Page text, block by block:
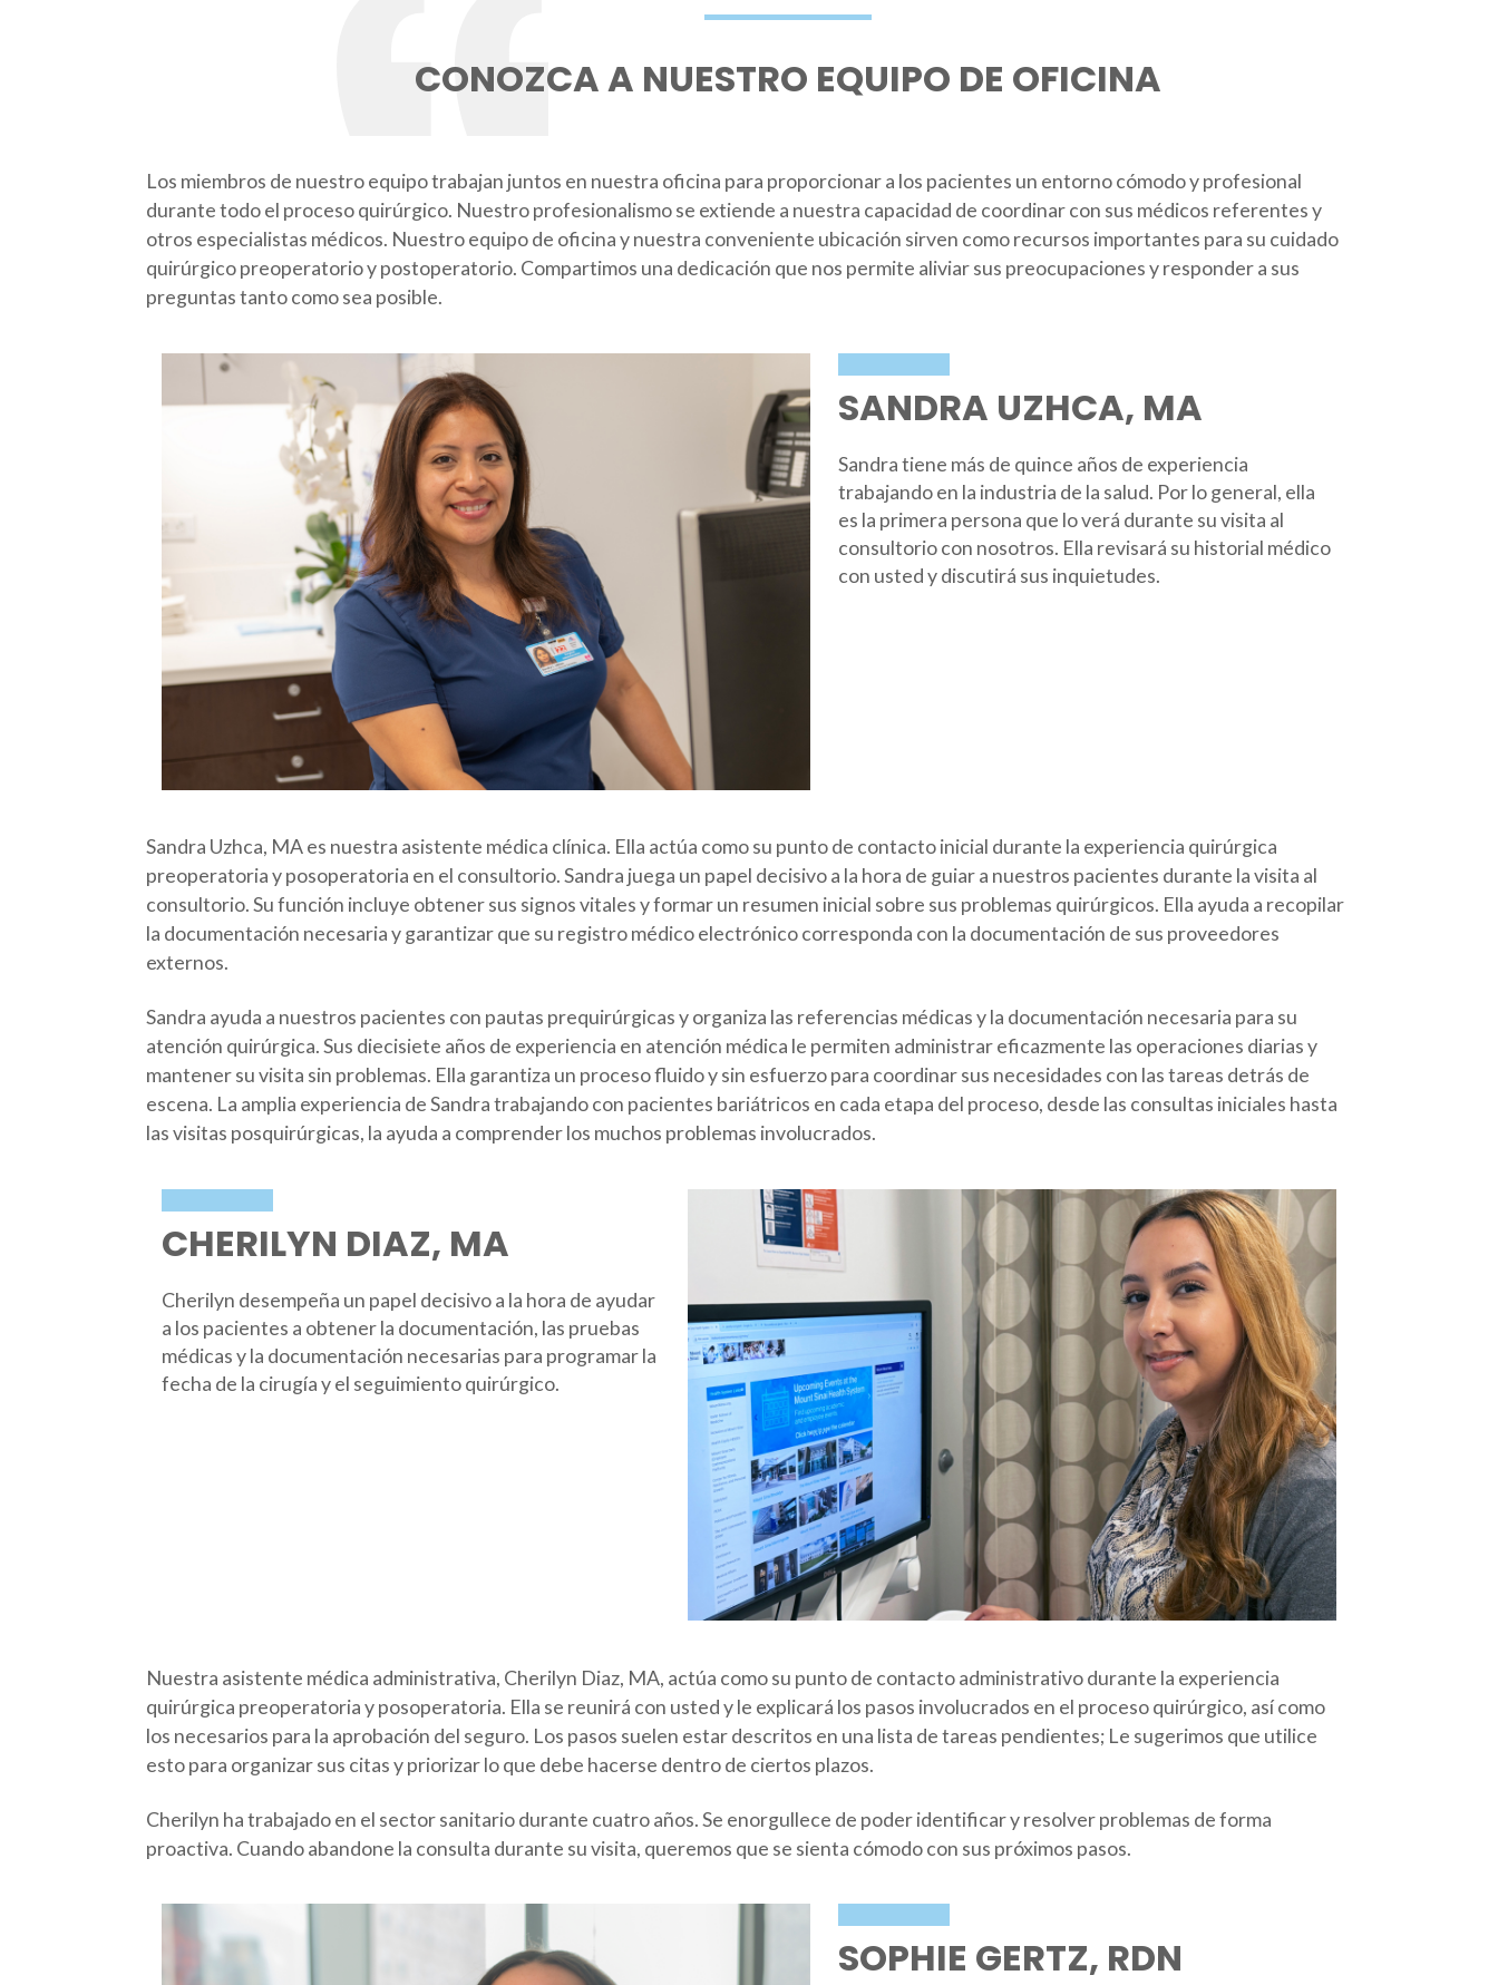
CONOZCA A NUESTRO EQUIPO DE OFICINA
Los miembros de nuestro equipo trabajan juntos en nuestra oficina para proporcionar a los pacientes un entorno cómodo y profesional
durante todo el proceso quirúrgico. Nuestro profesionalismo se extiende a nuestra capacidad de coordinar con sus médicos referentes y
otros especialistas médicos. Nuestro equipo de oficina y nuestra conveniente ubicación sirven como recursos importantes para su cuidado
quirúrgico preoperatorio y postoperatorio. Compartimos una dedicación que nos permite aliviar sus preocupaciones y responder a sus
preguntas tanto como sea posible.
SANDRA UZHCA, MA
Sandra tiene más de quince años de experiencia
trabajando en la industria de la salud. Por lo general, ella
es la primera persona que lo verá durante su visita al
consultorio con nosotros. Ella revisará su historial médico
con usted y discutirá sus inquietudes.
Sandra Uzhca, MA es nuestra asistente médica clínica. Ella actúa como su punto de contacto inicial durante la experiencia quirúrgica
preoperatoria y posoperatoria en el consultorio. Sandra juega un papel decisivo a la hora de guiar a nuestros pacientes durante la visita al
consultorio. Su función incluye obtener sus signos vitales y formar un resumen inicial sobre sus problemas quirúrgicos. Ella ayuda a recopilar
la documentación necesaria y garantizar que su registro médico electrónico corresponda con la documentación de sus proveedores
externos.
Sandra ayuda a nuestros pacientes con pautas prequirúrgicas y organiza las referencias médicas y la documentación necesaria para su
atención quirúrgica. Sus diecisiete años de experiencia en atención médica le permiten administrar eficazmente las operaciones diarias y
mantener su visita sin problemas. Ella garantiza un proceso fluido y sin esfuerzo para coordinar sus necesidades con las tareas detrás de
escena. La amplia experiencia de Sandra trabajando con pacientes bariátricos en cada etapa del proceso, desde las consultas iniciales hasta
las visitas posquirúrgicas, la ayuda a comprender los muchos problemas involucrados.
CHERILYN DIAZ, MA
Cherilyn desempeña un papel decisivo a la hora de ayudar
a los pacientes a obtener la documentación, las pruebas
médicas y la documentación necesarias para programar la
fecha de la cirugía y el seguimiento quirúrgico.
Nuestra asistente médica administrativa, Cherilyn Diaz, MA, actúa como su punto de contacto administrativo durante la experiencia
quirúrgica preoperatoria y posoperatoria. Ella se reunirá con usted y le explicará los pasos involucrados en el proceso quirúrgico, así como
los necesarios para la aprobación del seguro. Los pasos suelen estar descritos en una lista de tareas pendientes; Le sugerimos que utilice
esto para organizar sus citas y priorizar lo que debe hacerse dentro de ciertos plazos.
Cherilyn ha trabajado en el sector sanitario durante cuatro años. Se enorgullece de poder identificar y resolver problemas de forma
proactiva. Cuando abandone la consulta durante su visita, queremos que se sienta cómodo con sus próximos pasos.
SOPHIE GERTZ, RDN